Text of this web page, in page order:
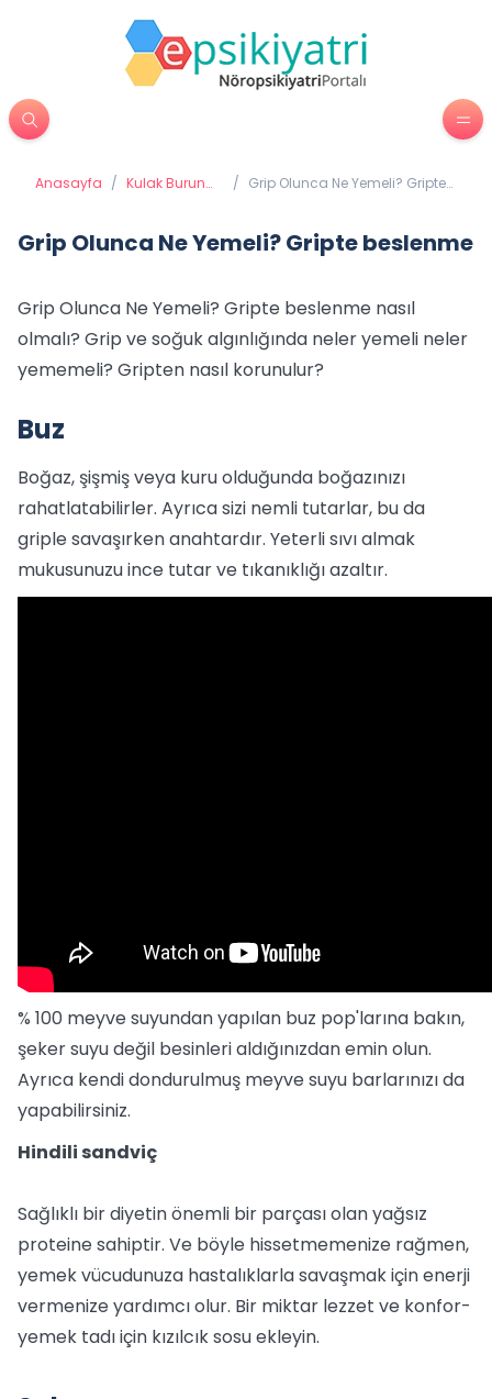
Anasayfa / Kulak Burun
/ Grip Olunca Ne Yemeli? Gripte
Grip Olunca Ne Yemeli? Gripte beslenme
Grip Olunca Ne Yemeli? Gripte beslenme nasıl
olmalı? Grip ve soğuk algınlığında neler yemeli neler
yememeli? Gripten nasıl korunulur?
Buz
Boğaz, şişmiş veya kuru olduğunda boğazınızı
rahatlatabilirler. Ayrıca sizi nemli tutarlar, bu da
griple savaşırken anahtardır. Yeterli sıvı almak
mukusunuzu ince tutar ve tıkanıklığı azaltır.
% 100 meyve suyundan yapılan buz pop'larına bakın,
şeker suyu değil besinleri aldığınızdan emin olun.
Ayrıca kendi dondurulmuş meyve suyu barlarınızı da
yapabilirsiniz.
Hindili sandviç
Sağlıklı bir diyetin önemli bir parçası olan yağsız
proteine ​​sahiptir. Ve böyle hissetmemenize rağmen,
yemek vücudunuza hastalıklarla savaşmak için enerji
vermenize yardımcı olur. Bir miktar lezzet ve konfor-
yemek tadı için kızılcık sosu ekleyin.